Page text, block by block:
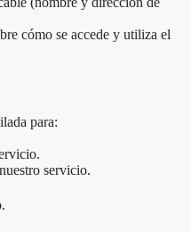
cómo se accede y utiliza el
para:
servicio.